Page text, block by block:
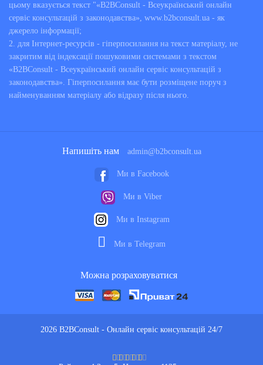
цьому вказується текст "«B2BConsult - Всеукраїнський онлайн
сервіс консультацій з законодавства», www.b2bconsult.ua - як
джерело інформації;
2. для Інтернет-ресурсів - гіперпосилання на текст матеріалу, не
закритим від індексації пошуковими системами з текстом
«B2BConsult - Всеукраїнський онлайн сервіс консультацій з
законодавства». Гіперпосилання має бути розміщене поруч з
найменуванням матеріалу або відразу після нього.
2026 B2BConsult - Онлайн сервіс консультацій 24/7
Напишіть нам admin@b2bconsult.ua
Ми в Facebook
Ми в Viber
Ми в Instagram
Ми в Telegram
Можна розраховуватися